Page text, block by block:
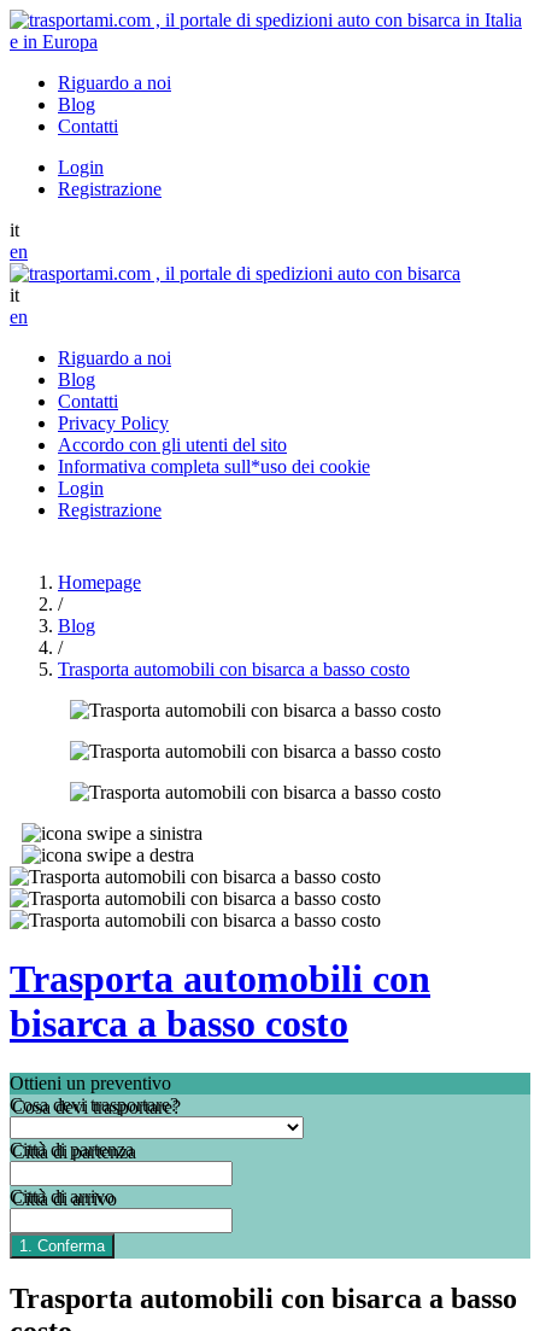
Riguardo a noi
Blog
Contatti
Login
Registrazione
it
en
it
en
Riguardo a noi
Blog
Contatti
Privacy Policy
Accordo con gli utenti del sito
Informativa completa sull*uso dei cookie
Login
Registrazione
Homepage
/
Blog
/
Trasporta automobili con bisarca a basso costo
Trasporta automobili con
bisarca a basso costo
Ottieni un preventivo
Cosa devi trasportare?
Città di partenza
Città di arrivo
Trasporta automobili con bisarca a basso